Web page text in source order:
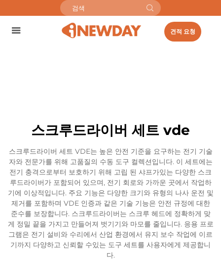
견적 요청
스크루드라이버 세트 vde
스크루드라이버 세트 VDE는 높은 안전 기준을 요구하는 전기 기술
자와 전문가를 위해 고품질의 수동 도구 컬렉션입니다. 이 세트에는
전기 충격으로부터 보호하기 위해 고립 된 샤프가있는 다양한 스크
루드라이버가 포함되어 있으며, 전기 회로와 가까운 곳에서 작업하
기에 이상적입니다. 주요 기능은 다양한 크기와 유형의 나사 운전 및
제거를 포함하며 VDE 인증과 같은 기술 기능은 안전 규정에 대한
준수를 보장합니다. 스크루드라이버는 스크루 헤드에 정확하게 맞
게 정밀 끝을 가지고 만들어져 벗기기와 마모를 줄입니다. 응용 프로
그램은 전기 설비와 수리에서 산업 환경에서 유지 보수 작업에 이르
기까지 다양하고 신뢰할 수있는 도구 세트를 사용자에게 제공합니
다.